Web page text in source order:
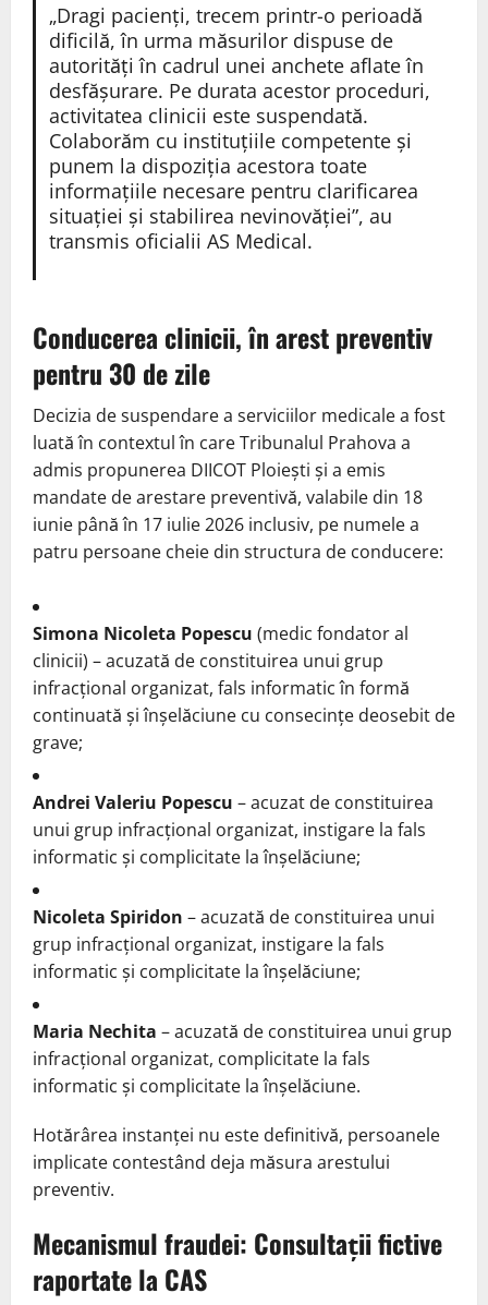
„Dragi pacienți, trecem printr-o perioadă
dificilă, în urma măsurilor dispuse de
autorități în cadrul unei anchete aflate în
desfășurare. Pe durata acestor proceduri,
activitatea clinicii este suspendată.
Colaborăm cu instituțiile competente și
punem la dispoziția acestora toate
informațiile necesare pentru clarificarea
situației și stabilirea nevinovăției”, au
transmis oficialii AS Medical.
Conducerea clinicii, în arest preventiv
pentru 30 de zile
Decizia de suspendare a serviciilor medicale a fost
luată în contextul în care Tribunalul Prahova a
admis propunerea DIICOT Ploiești și a emis
mandate de arestare preventivă, valabile din 18
iunie până în 17 iulie 2026 inclusiv, pe numele a
patru persoane cheie din structura de conducere:
Simona Nicoleta Popescu (medic fondator al
clinicii) – acuzată de constituirea unui grup
infracțional organizat, fals informatic în formă
continuată și înșelăciune cu consecințe deosebit de
grave;
Andrei Valeriu Popescu – acuzat de constituirea
unui grup infracțional organizat, instigare la fals
informatic și complicitate la înșelăciune;
Nicoleta Spiridon – acuzată de constituirea unui
grup infracțional organizat, instigare la fals
informatic și complicitate la înșelăciune;
Maria Nechita – acuzată de constituirea unui grup
infracțional organizat, complicitate la fals
informatic și complicitate la înșelăciune.
Hotărârea instanței nu este definitivă, persoanele
implicate contestând deja măsura arestului
preventiv.
Mecanismul fraudei: Consultații fictive
raportate la CAS